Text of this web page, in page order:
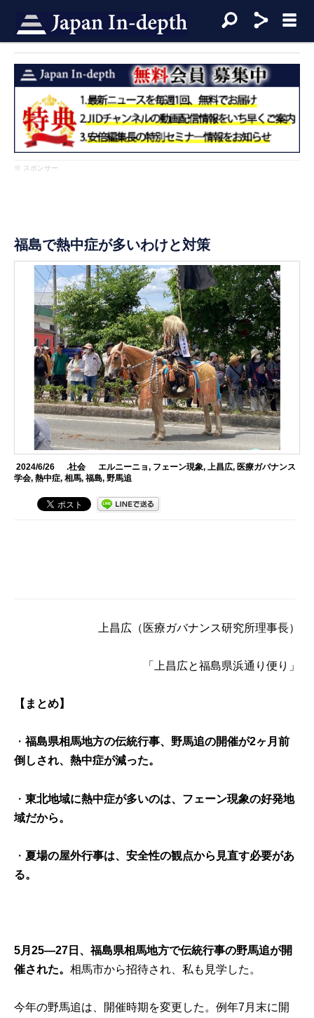
※ スポンサー
福島で熱中症が多いわけと対策
2024/6/26 .社会 エルニーニョ, フェーン現象, 上昌広, 医療ガバナンス
学会,熱中症,相馬,福島,野馬追
上昌広（医療ガバナンス研究所理事長）
「上昌広と福島県浜通り便り」
【まとめ】
・福島県相馬地方の伝統行事、野馬追の開催が2ヶ月前
倒しされ、熱中症が減った。
・東北地域に熱中症が多いのは、フェーン現象の好発地
域だから。
・夏場の屋外行事は、安全性の観点から見直す必要があ
る。
5月25―27日、福島県相馬地方で伝統行事の野馬追が開
催された。相馬市から招待され、私も見学した。
今年の野馬追は、開催時期を変更した。例年7月末に開